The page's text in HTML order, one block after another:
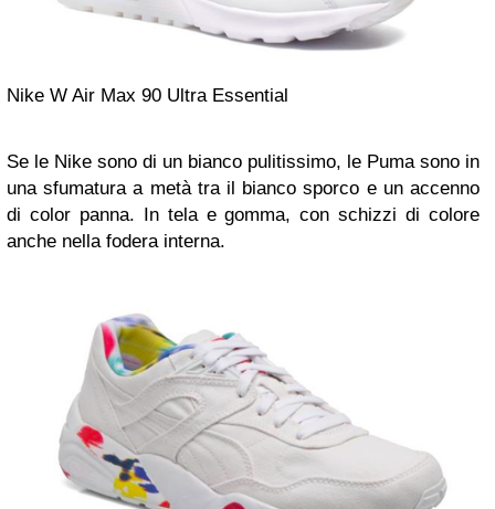
Nike W Air Max 90 Ultra Essential
Se le Nike sono di un bianco pulitissimo, le Puma sono in
una sfumatura a metà tra il bianco sporco e un accenno
di color panna. In tela e gomma, con schizzi di colore
anche nella fodera interna.